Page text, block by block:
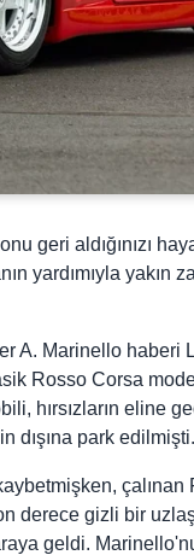
geri aldığınızı
yardımıyla yakın
A. Marinello haberi
Rosso Corsa
hırsızların eline
dışına park edilmişti.
çalınan
derece gizli bir
geldi.